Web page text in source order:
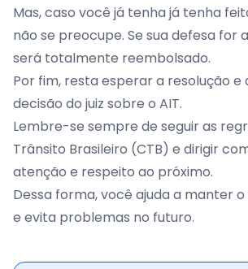
Mas, caso você já tenha já tenha
não se preocupe. Se sua defesa for
será totalmente reembolsado.
Por fim, resta esperar a resolução e
decisão do juiz sobre o AIT.
Lembre-se sempre de seguir as
Trânsito Brasileiro (CTB) e dirigir
atenção e respeito ao próximo.
Dessa forma, você ajuda a manter
e evita problemas no futuro.